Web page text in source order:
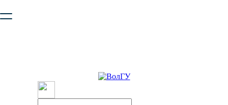
безопасную работу с сайтом. Пожалуйста